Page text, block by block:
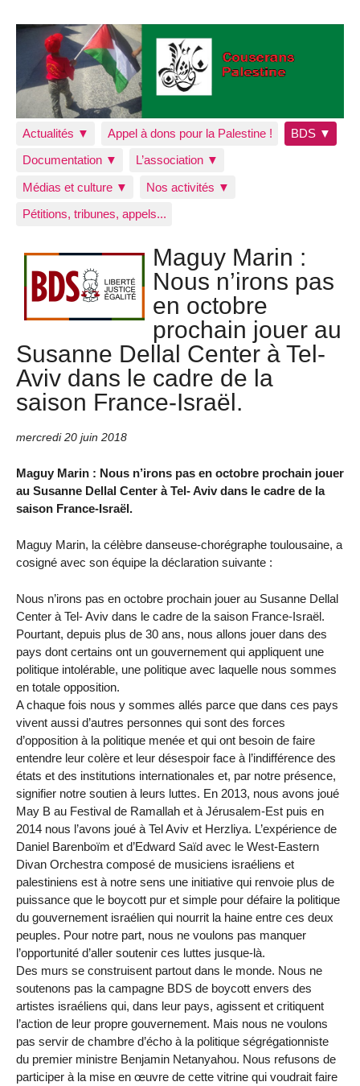
Actualités ▼ Appel à dons pour la Palestine !
BDS ▼
Documentation ▼
L’association ▼
Médias et culture ▼
Nos activités ▼
Pétitions, tribunes, appels...
Maguy Marin :
Nous n’irons pas
en octobre
prochain jouer au
Susanne Dellal Center à Tel-
Aviv dans le cadre de la
saison France-Israël.
mercredi 20 juin 2018
Maguy Marin : Nous n’irons pas en octobre prochain jouer
au Susanne Dellal Center à Tel- Aviv dans le cadre de la
saison France-Israël.
Maguy Marin, la célèbre danseuse-chorégraphe toulousaine, a
cosigné avec son équipe la déclaration suivante :
Nous n’irons pas en octobre prochain jouer au Susanne Dellal
Center à Tel- Aviv dans le cadre de la saison France-Israël.
Pourtant, depuis plus de 30 ans, nous allons jouer dans des
pays dont certains ont un gouvernement qui appliquent une
politique intolérable, une politique avec laquelle nous sommes
en totale opposition.
A chaque fois nous y sommes allés parce que dans ces pays
vivent aussi d’autres personnes qui sont des forces
d’opposition à la politique menée et qui ont besoin de faire
entendre leur colère et leur désespoir face à l’indifférence des
états et des institutions internationales et, par notre présence,
signifier notre soutien à leurs luttes. En 2013, nous avons joué
May B au Festival de Ramallah et à Jérusalem-Est puis en
2014 nous l’avons joué à Tel Aviv et Herzliya. L’expérience de
Daniel Barenboïm et d’Edward Saïd avec le West-Eastern
Divan Orchestra composé de musiciens israéliens et
palestiniens est à notre sens une initiative qui renvoie plus de
puissance que le boycott pur et simple pour défaire la politique
du gouvernement israélien qui nourrit la haine entre ces deux
peuples. Pour notre part, nous ne voulons pas manquer
l’opportunité d’aller soutenir ces luttes jusque-là.
Des murs se construisent partout dans le monde. Nous ne
soutenons pas la campagne BDS de boycott envers des
artistes israéliens qui, dans leur pays, agissent et critiquent
l’action de leur propre gouvernement. Mais nous ne voulons
pas servir de chambre d’écho à la politique ségrégationniste
du premier ministre Benjamin Netanyahou. Nous refusons de
participer à la mise en œuvre de cette vitrine qui voudrait faire